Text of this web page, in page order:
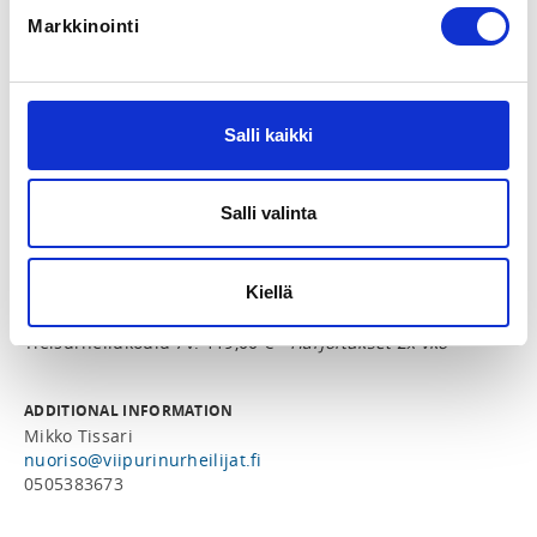
Markkinointi
Salli kaikki
Salli valinta
Kiellä
Myllypuron liikuntahalli
Jauhokuja 3, 00920 Helsinki, Suomi
Yleisurheilukoulu 7v. 119,00 € - Harjoitukset 2x vko
ADDITIONAL INFORMATION
Mikko Tissari
nuoriso@viipurinurheilijat.fi
0505383673